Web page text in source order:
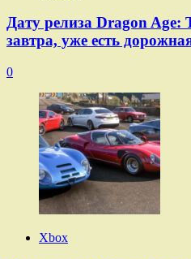
Дату релиза Dragon Age:
завтра, уже есть
0
Xbox